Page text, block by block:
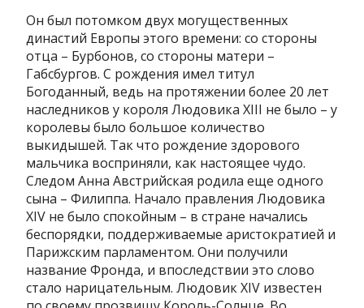
Он был потомком двух могущественных
династий Европы этого времени: со стороны
отца – Бурбонов, со стороны матери –
Габсбургов. С рождения имел титул
Богоданный, ведь на протяжении более 20 лет
наследников у короля Людовика XIII не было – у
королевы было большое количество
выкидышей. Так что рождение здорового
мальчика восприняли, как настоящее чудо.
Следом Анна Австрийская родила еще одного
сына – Филиппа. Начало правления Людовика
XIV не было спокойным – в стране начались
беспорядки, поддерживаемые аристократией и
Парижским парламентом. Они получили
название Фронда, и впоследствии это слово
стало нарицательным. Людовик XIV известен